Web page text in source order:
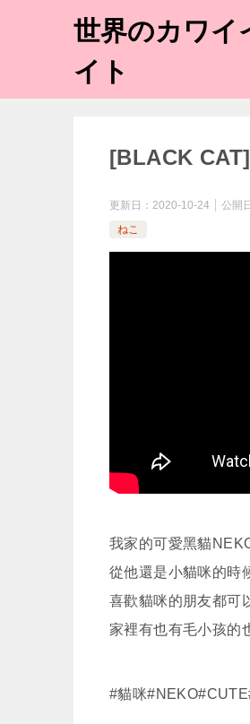
世界のカワイ
イト
[BLACK
更新日： 2020-10-24 公開
ねこ
我家的可愛黑貓
從他還是小貓咪的時
喜歡貓咪的朋友都可
家裡有也有毛小孩的
#貓咪